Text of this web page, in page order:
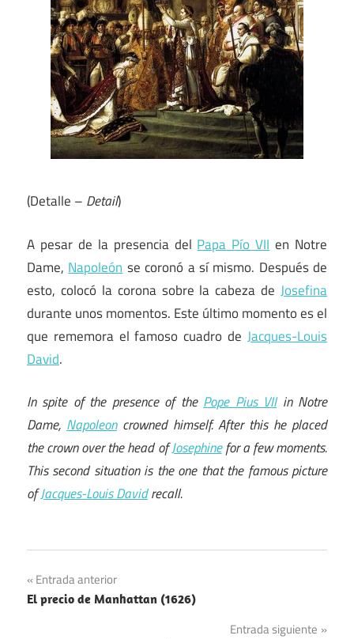
(Detalle – Detail)
A pesar de la presencia del Papa Pío VII en Notre
Dame, Napoleón se coronó a sí mismo. Después de
esto, colocó la corona sobre la cabeza de Josefina
durante unos momentos. Este último momento es el
que rememora el famoso cuadro de Jacques-Louis
David.
In spite of the presence of thePope Pius VIIin Notre
Dame,Napoleoncrowned himself. After this he placed
the crown over the head ofJosephinefor a few moments.
This second situation is the one that the famous picture
ofJacques-Louis Davidrecall.
Navegación
de
Entrada anterior
El precio de Manhattan (1626)
Entrada siguiente